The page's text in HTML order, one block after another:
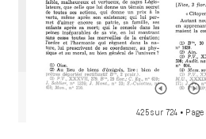
425 sur 724 • Page